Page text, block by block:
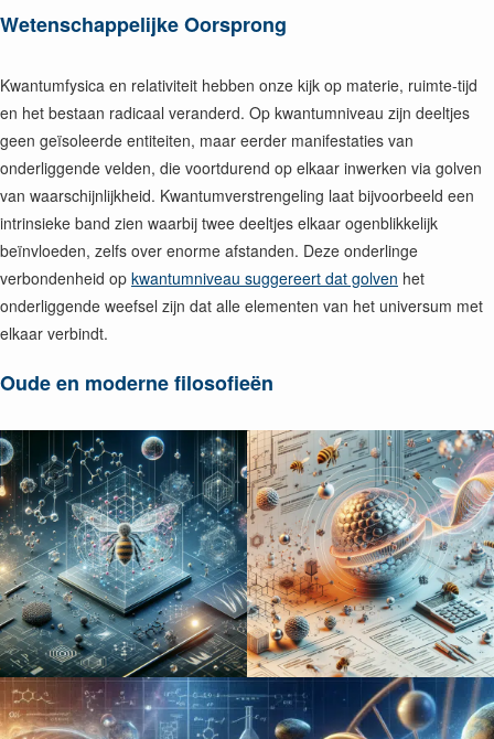
Wetenschappelijke Oorsprong
Kwantumfysica en relativiteit hebben onze kijk op materie, ruimte-tijd
en het bestaan radicaal veranderd. Op kwantumniveau zijn deeltjes
geen geïsoleerde entiteiten, maar eerder manifestaties van
onderliggende velden, die voortdurend op elkaar inwerken via golven
van waarschijnlijkheid. Kwantumverstrengeling laat bijvoorbeeld een
intrinsieke band zien waarbij twee deeltjes elkaar ogenblikkelijk
beïnvloeden, zelfs over enorme afstanden. Deze onderlinge
verbondenheid op kwantumniveau suggereert dat golven het
onderliggende weefsel zijn dat alle elementen van het universum met
elkaar verbindt.
Oude en moderne filosofieën